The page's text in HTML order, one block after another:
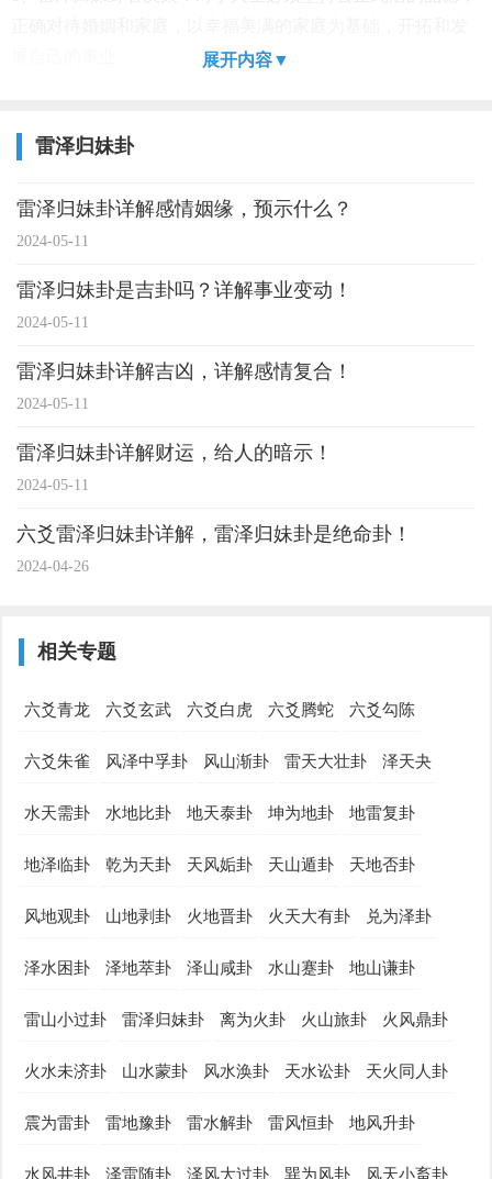
展开内容▼
雷泽归妹卦
雷泽归妹卦详解感情姻缘，预示什么？
2024-05-11
雷泽归妹卦是吉卦吗？详解事业变动！
2024-05-11
雷泽归妹卦详解吉凶，详解感情复合！
2024-05-11
雷泽归妹卦详解财运，给人的暗示！
2024-05-11
六爻雷泽归妹卦详解，雷泽归妹卦是绝命卦！
2024-04-26
相关专题
六爻青龙 六爻玄武 六爻白虎 六爻腾蛇 六爻勾陈
六爻朱雀 风泽中孚卦 风山渐卦 雷天大壮卦 泽天夬
水天需卦 水地比卦 地天泰卦 坤为地卦 地雷复卦
地泽临卦 乾为天卦 天风姤卦 天山遁卦 天地否卦
风地观卦 山地剥卦 火地晋卦 火天大有卦 兑为泽卦
泽水困卦 泽地萃卦 泽山咸卦 水山蹇卦 地山谦卦
雷山小过卦 雷泽归妹卦 离为火卦 火山旅卦 火风鼎卦
火水未济卦 山水蒙卦 风水涣卦 天水讼卦 天火同人卦
震为雷卦 雷地豫卦 雷水解卦 雷风恒卦 地风升卦
水风井卦 泽雷随卦 泽风大过卦 巽为风卦 风天小畜卦